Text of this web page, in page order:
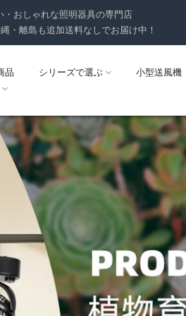
おしゃれな照明器具の専門店
・離島も追加送料なしでお届け中！
品 シリーズで選ぶ 小型送風機